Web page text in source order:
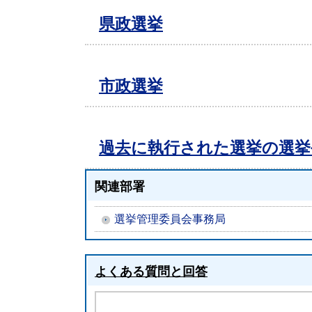
県政選挙
市政選挙
過去に執行された選挙の選
関連部署
選挙管理委員会事務局
よくある質問と回答